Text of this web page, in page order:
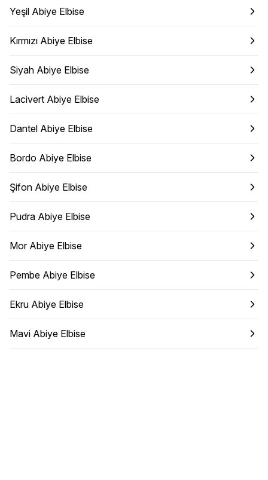
Yeşil Abiye Elbise
Kırmızı Abiye Elbise
Siyah Abiye Elbise
Lacivert Abiye Elbise
Dantel Abiye Elbise
Bordo Abiye Elbise
Şifon Abiye Elbise
Pudra Abiye Elbise
Mor Abiye Elbise
Pembe Abiye Elbise
Ekru Abiye Elbise
Mavi Abiye Elbise